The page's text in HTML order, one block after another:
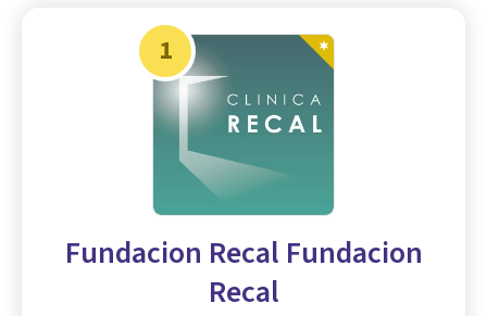
1
Fundacion Recal Fundacion
Recal